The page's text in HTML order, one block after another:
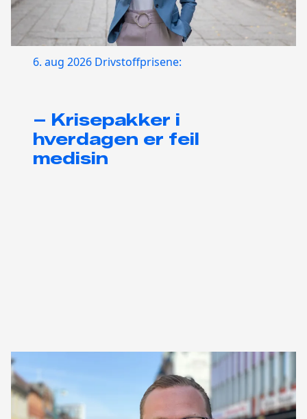
6. aug 2026 Drivstoffprisene:
– Krisepakker i
hverdagen er feil
medisin